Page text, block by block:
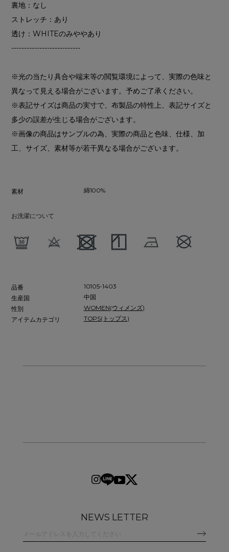
裏地：なし
ストレッチ：あり
透け：WHITEのみややあり
---------------------------
※光の当たり具合や端末等の閲覧環境によって、実際の色味と
異なって見える場合がございます。予めご了承ください。
※表記サイズは商品の実寸で、布製品の特性上、表記サイズと
多少の誤差が生じる場合がございます。
※画像の商品はサンプルの為、実際の商品と色味、仕様、加
工、サイズ、素材等が若干異なる場合がございます。
素材 綿100%
お洗濯について
品番
10105-1403
生産国
中国
性別
WOMEN(ウィメンズ)
アイテムカテゴリ
TOPS(トップス)
NEWS LETTER